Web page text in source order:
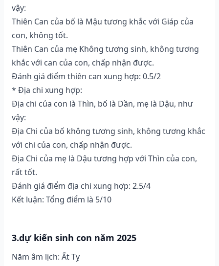
vậy:
Thiên Can của bố là Mậu tương khắc với Giáp của
con, không tốt.
Thiên Can của mẹ Không tương sinh, không tương
khắc với can của con, chấp nhận được.
Đánh giá điểm thiên can xung hợp: 0.5/2
* Địa chi xung hợp:
Địa chi của con là Thìn, bố là Dần, mẹ là Dậu, như
vậy:
Địa Chi của bố không tương sinh, không tương khắc
với chi của con, chấp nhận được.
Địa Chi của mẹ là Dậu tương hợp với Thìn của con,
rất tốt.
Đánh giá điểm địa chi xung hợp: 2.5/4
Kết luận: Tổng điểm là 5/10
3.dự kiến sinh con năm 2025
Năm âm lịch: Ất Tỵ